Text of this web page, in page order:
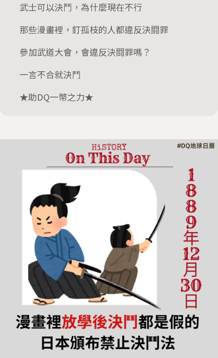
武士可以決鬥，為什麼現在不行
那些漫畫裡，釘孤枝的人都違反決闘罪
參加武道大會，會違反決闘罪嗎？
一言不合就決鬥
★助DQ一幣之力★